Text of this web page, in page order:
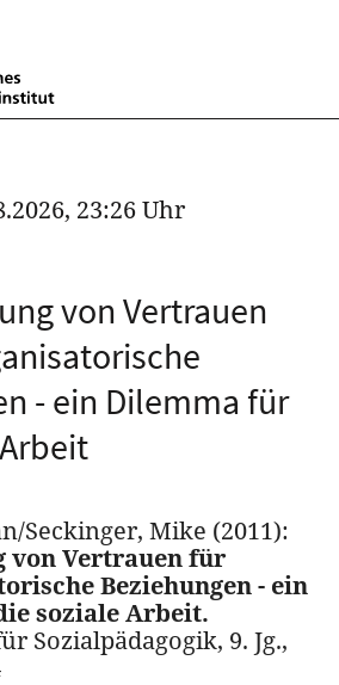
23:26 Uhr
von Vertrauen
- ein Dilemma für
Seckinger, Mike (2011):
von Vertrauen für
Beziehungen - ein
soziale Arbeit.
Sozialpädagogik, 9. Jg.,